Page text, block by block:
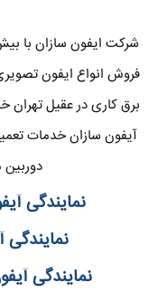
شرکت ایفون سازان با
فروش انواع ایفون
برق کاری در عقیل
آیفون سازان خدمات
نمایندگی
نمایندگی
نمایندگی